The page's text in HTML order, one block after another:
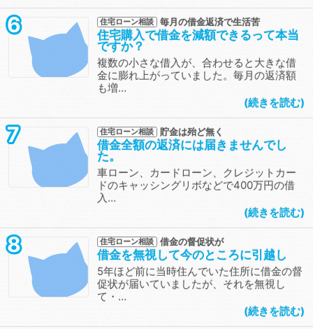
6 住宅ローン相談 毎月の借金返済で生活苦
住宅購入で借金を減額できるって本当
ですか？
複数の小さな借入が、合わせると大きな借
金に膨れ上がっていました。毎月の返済額
も増…
続きを読む
7 住宅ローン相談 貯金は殆ど無く
借金全額の返済には届きませんでし
た。
車ローン、カードローン、クレジットカー
ドのキャッシングリボなどで400万円の借
入…
続きを読む
8 住宅ローン相談 借金の督促状が
借金を無視して今のところに引越し
5年ほど前に当時住んでいた住所に借金の督
促状が届いていましたが、それを無視し
て・…
続きを読む